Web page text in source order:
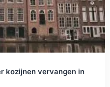
kozijnen vervangen in